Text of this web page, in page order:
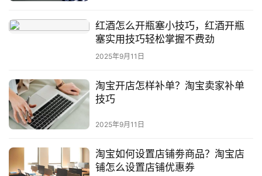
问
红酒怎么开瓶塞小技巧，红酒开瓶
塞实用技巧轻松掌握不费劲
2025年9月11日
淘宝开店怎样补单？淘宝卖家补单
技巧
2025年9月11日
淘宝如何设置店铺劵商品？淘宝店
铺怎么设置店铺优惠券